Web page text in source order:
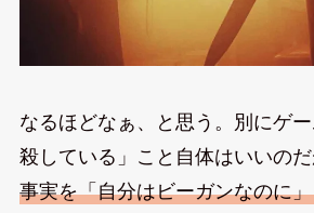
なるほどなぁ、と思う。別にゲ
殺している」こと自体はいいのだ
事実を「自分はビーガンなのに